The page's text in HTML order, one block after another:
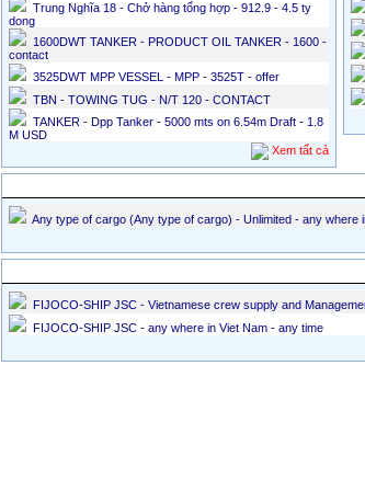
Trung Nghĩa 18 - Chở hàng tổng hợp - 912.9 - 4.5 ty
dong
1600DWT TANKER - PRODUCT OIL TANKER - 1600 -
contact
3525DWT MPP VESSEL - MPP - 3525T - offer
TBN - TOWING TUG - N/T 120 - CONTACT
TANKER - Dpp Tanker - 5000 mts on 6.54m Draft - 1.8
M USD
Xem tất cả
Any type of cargo (Any type of cargo) - Unlimited - any where
FIJOCO-SHIP JSC - Vietnamese crew supply and
FIJOCO-SHIP JSC - any where in Viet Nam - any time